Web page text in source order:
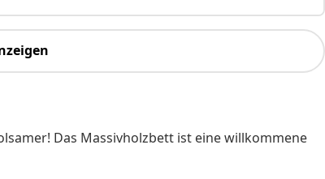
Das Massivholzbett ist eine willkommene